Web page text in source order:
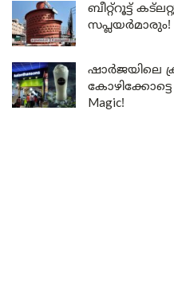
ബീറ്റ്‌റൂട്ട്
ഷാർജയിലെ
കോഴിക്കോട്ടെ
Magic!